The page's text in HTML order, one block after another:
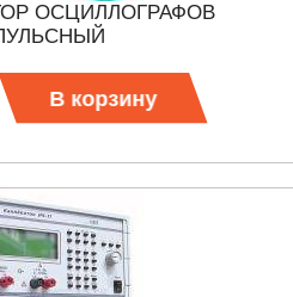
ОСЦИЛЛОГРАФОВ
В корзину